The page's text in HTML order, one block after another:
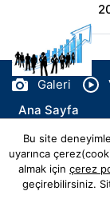
Galeri
Ana Sayfa
İletişim
© Copyright
Bu site
uyarınca
almak için çerez
geçirebilirsiniz.